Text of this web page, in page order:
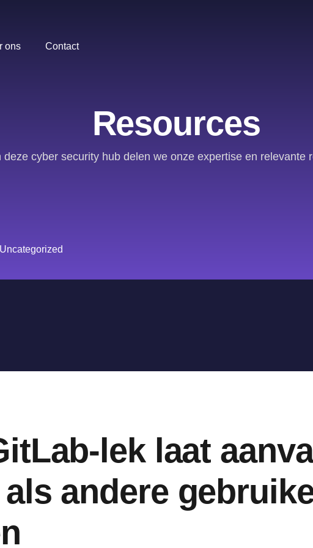
ons Contact
Resources
deze cyber security hub delen we onze expertise en relevante
Uncategorized
lek laat
andere